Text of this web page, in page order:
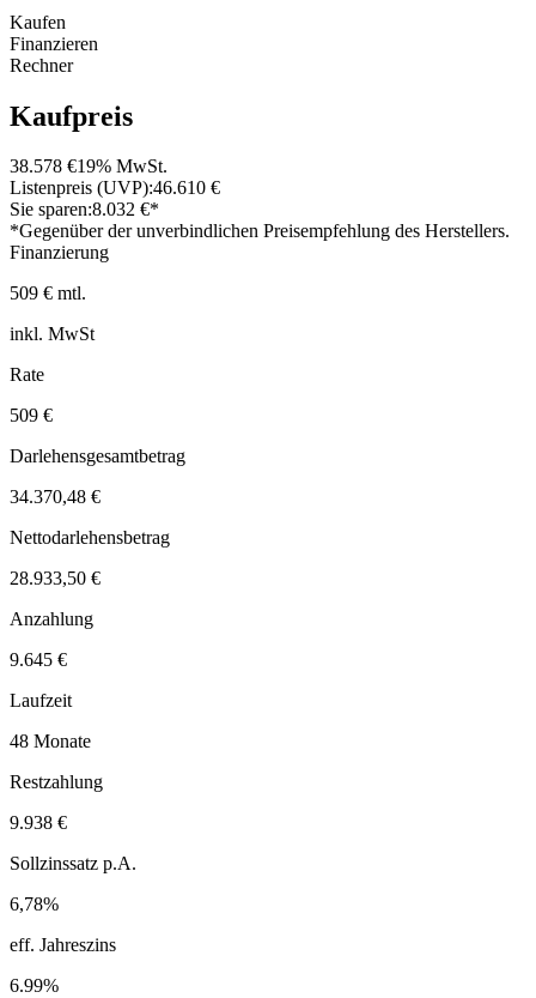
Kaufen
Finanzieren
Rechner
Kaufpreis
38.578 €19% MwSt.
Listenpreis (UVP):46.610 €
Sie sparen:8.032 €*
*Gegenüber der unverbindlichen Preisempfehlung des Herstellers.
Finanzierung
509 € mtl.
inkl. MwSt
Rate
509 €
Darlehensgesamtbetrag
34.370,48 €
Nettodarlehensbetrag
28.933,50 €
Anzahlung
9.645 €
Laufzeit
48 Monate
Restzahlung
9.938 €
Sollzinssatz p.A.
6,78%
eff. Jahreszins
6.99%